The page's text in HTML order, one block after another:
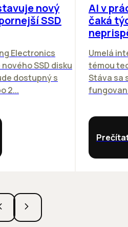
nový
SSD
Electronics
SSD disku
dostupný s
2...
AI v
čaká
Umelá
témou
Stáva sa